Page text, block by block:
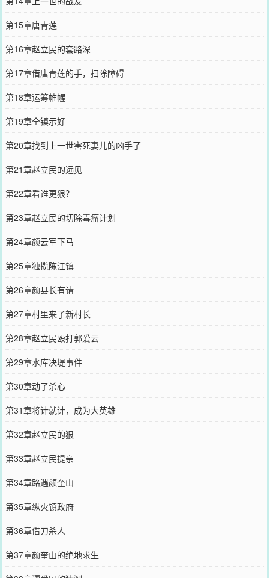
第15章唐青莲
第16章赵立民的套路深
第17章借唐青莲的手，扫除障碍
第18章运筹帷幄
第19章全镇示好
第20章找到上一世害死妻儿的凶手了
第21章赵立民的远见
第22章看谁更狠？
第23章赵立民的切除毒瘤计划
第24章颜云军下马
第25章独揽陈江镇
第26章颜县长有请
第27章村里来了新村长
第28章赵立民殴打郭爱云
第29章水库决堤事件
第30章动了杀心
第31章将计就计，成为大英雄
第32章赵立民的狠
第33章赵立民提亲
第34章路遇颜奎山
第35章纵火镇政府
第36章借刀杀人
第37章颜奎山的绝地求生